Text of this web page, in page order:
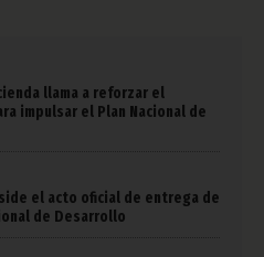
llama a reforzar el
impulsar el Plan Nacional de
el acto oficial de entrega de
de Desarrollo